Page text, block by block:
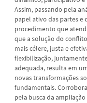
Assim, passando pela
papel ativo das partes e
procedimento que
que a solução do
mais célere, justa e
flexibilização,
adequada, resulta em
novas transformações
fundamentais.
pela busca da ampliação